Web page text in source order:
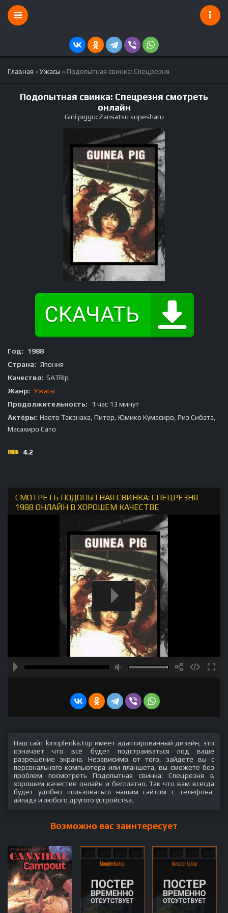
Главная »Ужасы » Подопытная свинка: Спецрезня
Подопытная свинка: Спецрезня смотреть
онлайн
Ginî piggu: Zansatsu supesharu
Год:
1988
Страна: Япония
Качество: SATRip
Жанр: Ужасы
Продолжительность:
1 час 13 минут
Актёры: Наото Такэнака, Питер, Юмико Кумасиро, Риэ Сибата,
Масахиро Сато
4.2
СМОТРЕТЬ ПОДОПЫТНАЯ СВИНКА: СПЕЦРЕЗНЯ
1988 ОНЛАЙН В ХОРОШЕМ КАЧЕСТВЕ
Наш сайт kinoplenka.top имеет адаптированный дизайн, это
означает что всё будет подстраиваться под ваше
разрешение экрана. Независимо от того, зайдете вы с
персонального компьютера или планшета, вы сможете без
проблем посмотреть Подопытная свинка: Спецрезня в
хорошем качестве онлайн и бесплатно. Так что вам всегда
будет удобно пользоваться нашим сайтом с телефона,
айпада и любого другого устройства.
Возможно вас заинтересует